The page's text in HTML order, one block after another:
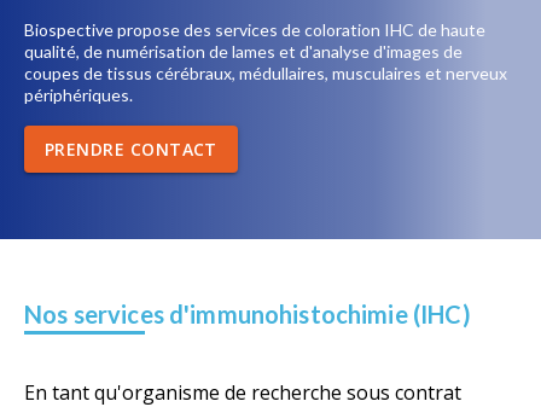
Biospective propose des services de coloration IHC de haute
qualité, de numérisation de lames et d'analyse d'images de
coupes de tissus cérébraux, médullaires, musculaires et nerveux
périphériques.
PRENDRE CONTACT
Nos services d'immunohistochimie (IHC)
En tant qu'organisme de recherche sous contrat